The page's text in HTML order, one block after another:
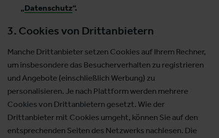
„Datenschutz“.
3. Cookies von Drittanbietern
Manche Drittanbieter setzen Cookies auf Ihrem Rechner,
um insbesondere das Besucherverhalten zu registrieren
und Angebote (einschließlich Werbung) zu
personalisieren. Je nach Plattform werden mehrere
Cookies von Drittanbietern gesetzt. Wie der
Drittanbieter mit Cookies umgeht, können Sie auf den
entsprechenden Seiten des Netzwerks nachlesen. Die